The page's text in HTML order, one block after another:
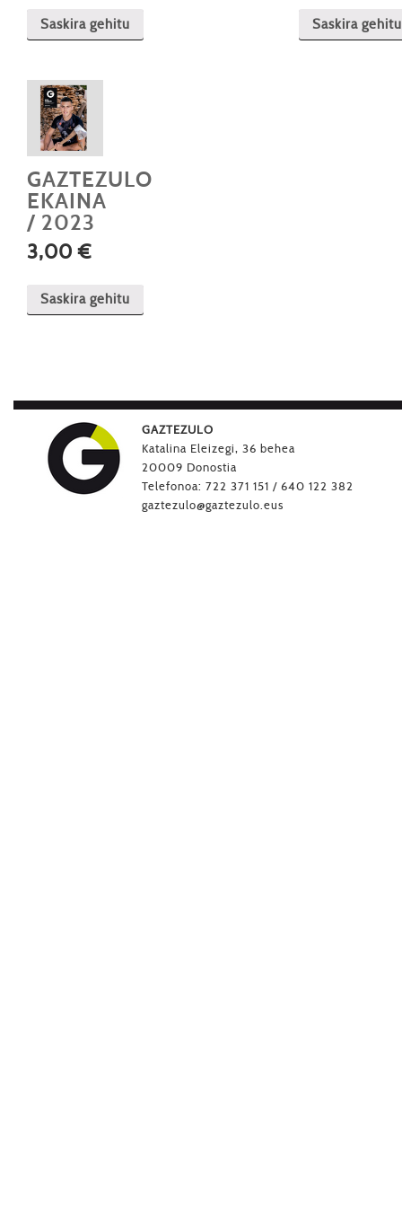
Saskira gehitu Saskira gehitu
GAZTEZULO
EKAINA
/ 2023
3,00€
Saskira gehitu
GAZTEZULO
Katalina Eleizegi, 36 behea
20009 Donostia
Telefonoa: 722 371 151 / 640 122 382
gaztezulo@gaztezulo.eus